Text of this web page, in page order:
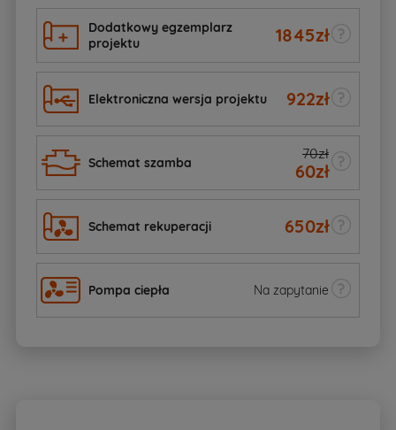
Dodatkowy egzemplarz
projektu
1845zł
Elektroniczna wersja projektu 922zł
Schemat szamba
70zł
60zł
Schemat rekuperacji 650zł
Pompa ciepła Na zapytanie